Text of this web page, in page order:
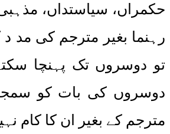
حکمراں، سیاستداں،
رہنما بغیر مترجم کی مد د
تو دوسروں تک پہنچا
دوسروں کی بات کو
مترجم کے بغیر ان کا کام